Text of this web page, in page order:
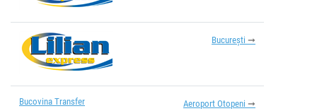
București
Bucovina Transfer Aeroport Otopeni